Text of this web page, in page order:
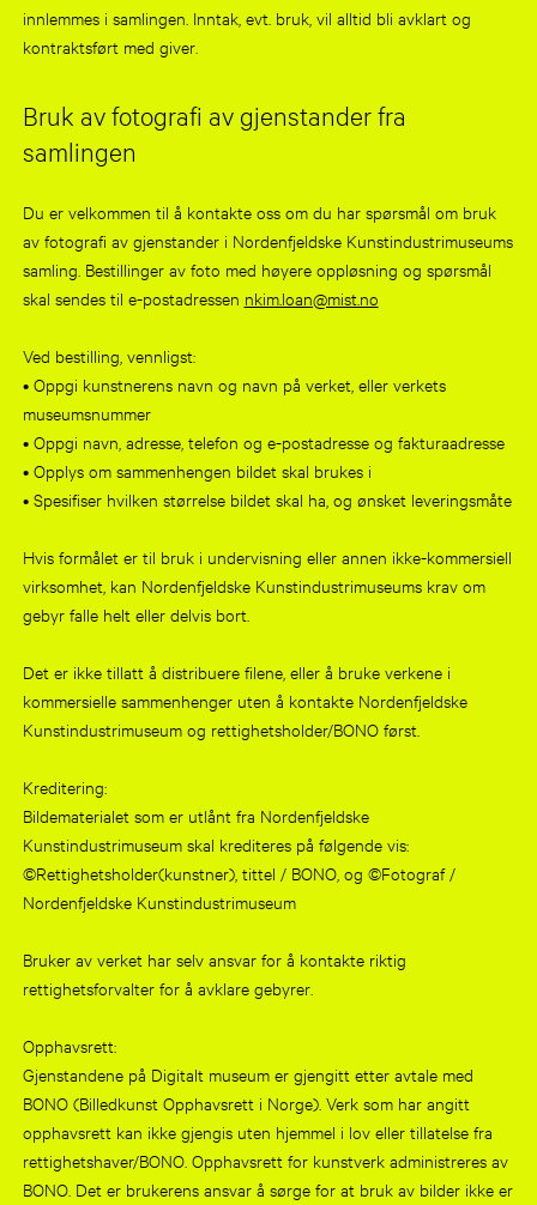
innlemmes i samlingen. Inntak, evt. bruk, vil alltid bli avklart og
kontraktsført med giver.
Bruk av fotografi av gjenstander fra
samlingen
Du er velkommen til å kontakte oss om du har spørsmål om bruk
av fotografi av gjenstander i Nordenfjeldske Kunstindustrimuseums
samling. Bestillinger av foto med høyere oppløsning og spørsmål
skal sendes til e-postadressen nkim.loan@mist.no
Ved bestilling, vennligst:
• Oppgi kunstnerens navn og navn på verket, eller verkets
museumsnummer
• Oppgi navn, adresse, telefon og e-postadresse og fakturaadresse
• Opplys om sammenhengen bildet skal brukes i
• Spesifiser hvilken størrelse bildet skal ha, og ønsket leveringsmåte
Hvis formålet er til bruk i undervisning eller annen ikke-kommersiell
virksomhet, kan Nordenfjeldske Kunstindustrimuseums krav om
gebyr falle helt eller delvis bort.
Det er ikke tillatt å distribuere filene, eller å bruke verkene i
kommersielle sammenhenger uten å kontakte Nordenfjeldske
Kunstindustrimuseum og rettighetsholder/BONO først.
Kreditering:
Bildematerialet som er utlånt fra Nordenfjeldske
Kunstindustrimuseum skal krediteres på følgende vis:
©Rettighetsholder(kunstner), tittel / BONO, og ©Fotograf /
Nordenfjeldske Kunstindustrimuseum
Bruker av verket har selv ansvar for å kontakte riktig
rettighetsforvalter for å avklare gebyrer.
Opphavsrett:
Gjenstandene på Digitalt museum er gjengitt etter avtale med
BONO (Billedkunst Opphavsrett i Norge). Verk som har angitt
opphavsrett kan ikke gjengis uten hjemmel i lov eller tillatelse fra
rettighetshaver/BONO. Opphavsrett for kunstverk administreres av
BONO. Det er brukerens ansvar å sørge for at bruk av bilder ikke er